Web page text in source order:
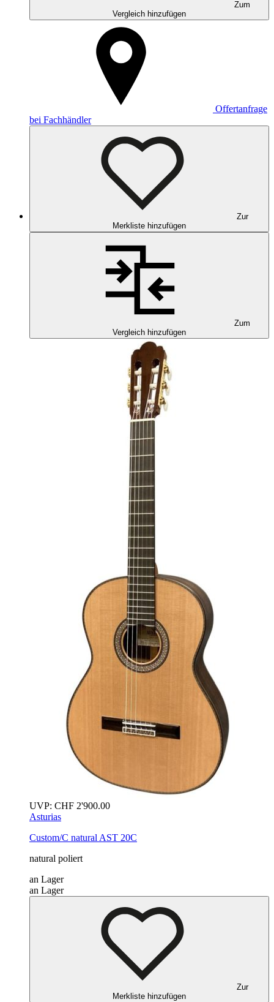
Zum
Vergleich hinzufügen
Offertanfrage
bei Fachhändler
Zur
Merkliste hinzufügen
Zum
Vergleich hinzufügen
UVP: CHF 2'900.00
Asturias
Custom/C natural AST 20C
natural poliert
an Lager
an Lager
Zur
Merkliste hinzufügen